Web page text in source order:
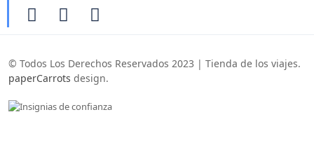
© Todos Los Derechos Reservados 2023 | Tienda de los viajes.
paperCarrots design.